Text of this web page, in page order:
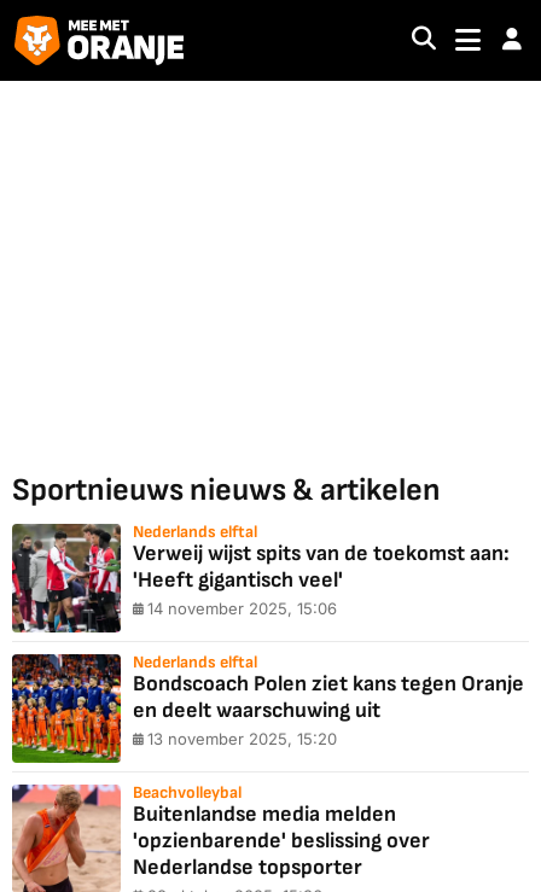
Sportnieuws nieuws & artikelen
Nederlands elftal
Verweij wijst spits van de toekomst aan:
'Heeft gigantisch veel'
14 november 2025, 15:06
Nederlands elftal
Bondscoach Polen ziet kans tegen Oranje
en deelt waarschuwing uit
13 november 2025, 15:20
Beachvolleybal
Buitenlandse media melden
'opzienbarende' beslissing over
Nederlandse topsporter